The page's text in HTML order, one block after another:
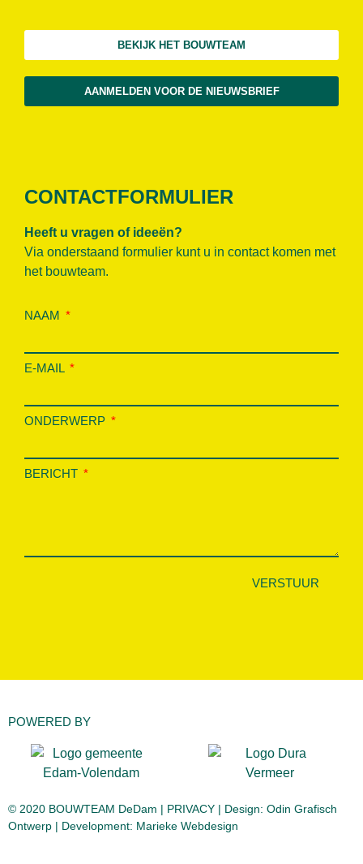
BEKIJK HET BOUWTEAM
AANMELDEN VOOR DE NIEUWSBRIEF
CONTACTFORMULIER
Heeft u vragen of ideeën?
Via onderstaand formulier kunt u in contact komen met
het bouwteam.
NAAM
E-MAIL
ONDERWERP
BERICHT
VERSTUUR
POWERED BY
© 2020 BOUWTEAM DeDam | PRIVACY | Design: Odin Grafisch
Ontwerp | Development: Marieke Webdesign